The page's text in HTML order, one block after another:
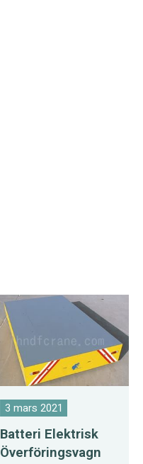
3 mars 2021
Batteri Elektrisk
Överföringsvagn